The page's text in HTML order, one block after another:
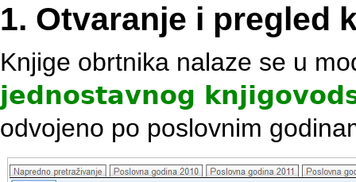
1. Otvaranje i pregled
Knjige obrtnika nalaze se u
jednostavnog
odvojeno po poslovnim